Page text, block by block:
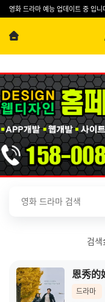
영화 드라마 예능 업데이트 중 입니
검색
恩秀的
드라마